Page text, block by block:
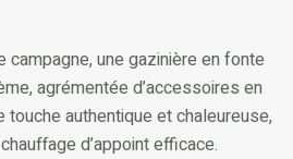
campagne, une gazinière en fonte
agrémentée d’accessoires en
touche authentique et chaleureuse,
d’appoint efficace.